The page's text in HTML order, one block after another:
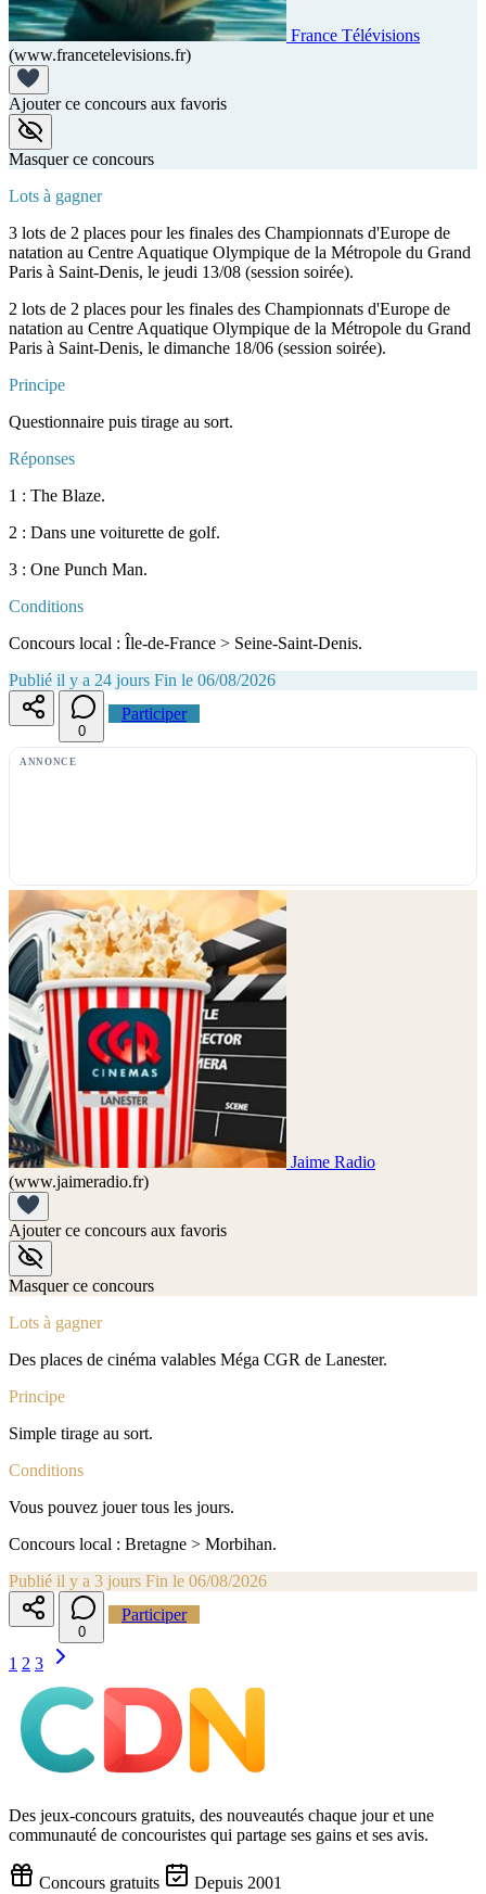
France Télévisions
(www.francetelevisions.fr)
Ajouter ce concours aux favoris
Masquer ce concours
Lots à gagner
3 lots de 2 places pour les finales des Championnats d'Europe de
natation au Centre Aquatique Olympique de la Métropole du Grand
Paris à Saint-Denis, le jeudi 13/08 (session soirée).
2 lots de 2 places pour les finales des Championnats d'Europe de
natation au Centre Aquatique Olympique de la Métropole du Grand
Paris à Saint-Denis, le dimanche 18/06 (session soirée).
Principe
Questionnaire puis tirage au sort.
Réponses
1 : The Blaze.
2 : Dans une voiturette de golf.
3 : One Punch Man.
Conditions
Concours local : Île-de-France > Seine-Saint-Denis.
Publié il y a 24 jours Fin le 06/08/2026
0
Participer
ANNONCE
Jaime Radio
(www.jaimeradio.fr)
Ajouter ce concours aux favoris
Masquer ce concours
Lots à gagner
Des places de cinéma valables Méga CGR de Lanester.
Principe
Simple tirage au sort.
Conditions
Vous pouvez jouer tous les jours.
Concours local : Bretagne > Morbihan.
Publié il y a 3 jours Fin le 06/08/2026
0
Participer
1 2 3
Des jeux-concours gratuits, des nouveautés chaque jour et une
communauté de concouristes qui partage ses gains et ses avis.
Concours gratuits Depuis 2001